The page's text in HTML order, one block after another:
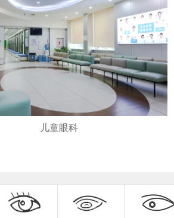
儿童眼科
胡毅